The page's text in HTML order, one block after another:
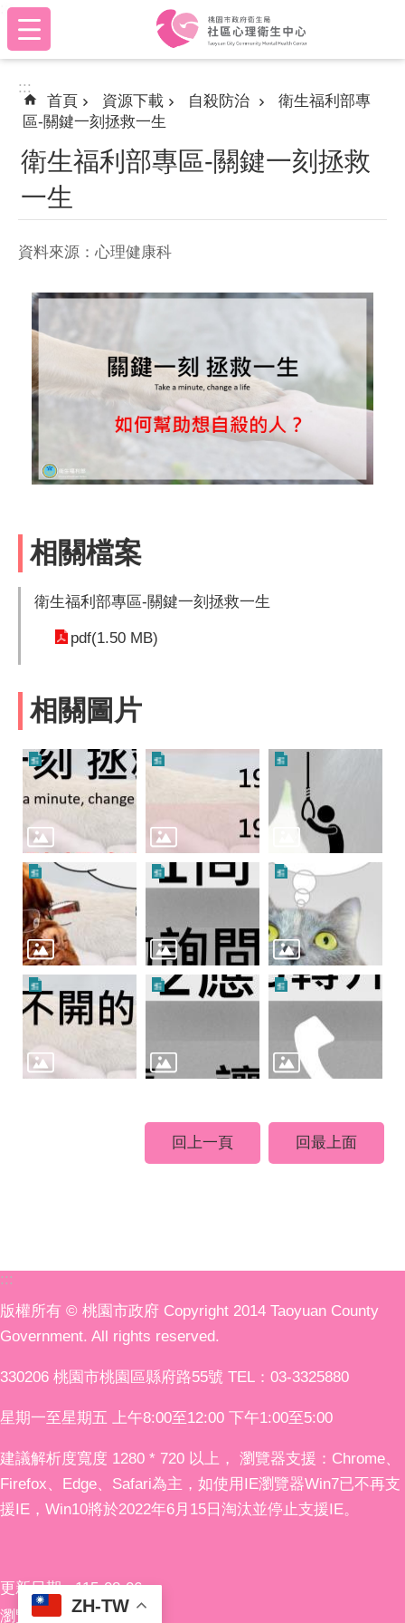
跳到主要內容區塊
ZH-TW
:::
:::
首頁 資源下載 自殺防治
衛生福利部專
區-關鍵一刻拯救一生
衛生福利部專區-關鍵一刻拯救
一生
資料來源：心理健康科
相關檔案
衛生福利部專區-關鍵一刻拯救一生
pdf(1.50 MB)
相關圖片
回上一頁 回最上面
:::
版權所有 © 桃園市政府 Copyright 2014 Taoyuan County
Government. All rights reserved.
330206 桃園市桃園區縣府路55號 TEL：03-3325880
星期一至星期五 上午8:00至12:00 下午1:00至5:00
建議解析度寬度 1280 * 720 以上， 瀏覽器支援：Chrome、
Firefox、Edge、Safari為主，如使用IE瀏覽器Win7已不再支
援IE，Win10將於2022年6月15日淘汰並停止支援IE。
更新日期
115-08-06
瀏覽人次
239